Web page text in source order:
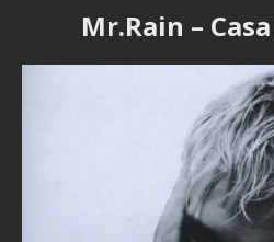
Mr.Rain –